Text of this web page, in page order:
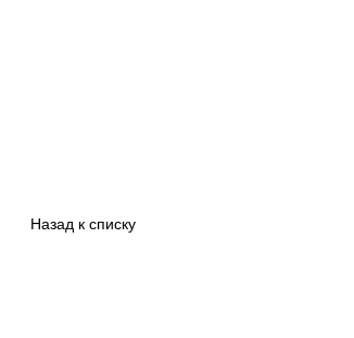
Назад к списку